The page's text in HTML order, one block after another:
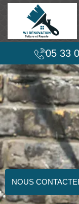
05 33
NOUS